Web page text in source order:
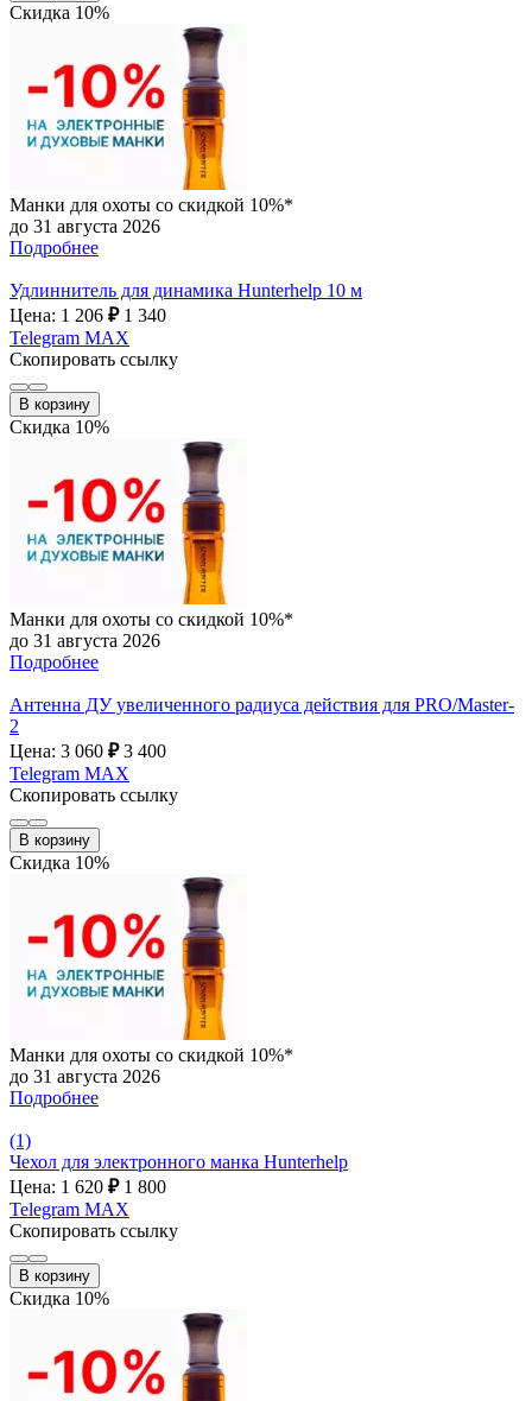
Скидка 10%
Манки для охоты со скидкой 10%*
до 31 августа 2026
Подробнее
Удлиннитель для динамика Hunterhelp 10 м
Цена: 1 206 ₽ 1 340
Telegram MAX
Скопировать ссылку
В корзину
Скидка 10%
Манки для охоты со скидкой 10%*
до 31 августа 2026
Подробнее
Антенна ДУ увеличенного радиуса действия для PRO/Master-
2
Цена: 3 060 ₽ 3 400
Telegram MAX
Скопировать ссылку
В корзину
Скидка 10%
Манки для охоты со скидкой 10%*
до 31 августа 2026
Подробнее
(1)
Чехол для электронного манка Hunterhelp
Цена: 1 620 ₽ 1 800
Telegram MAX
Скопировать ссылку
В корзину
Скидка 10%